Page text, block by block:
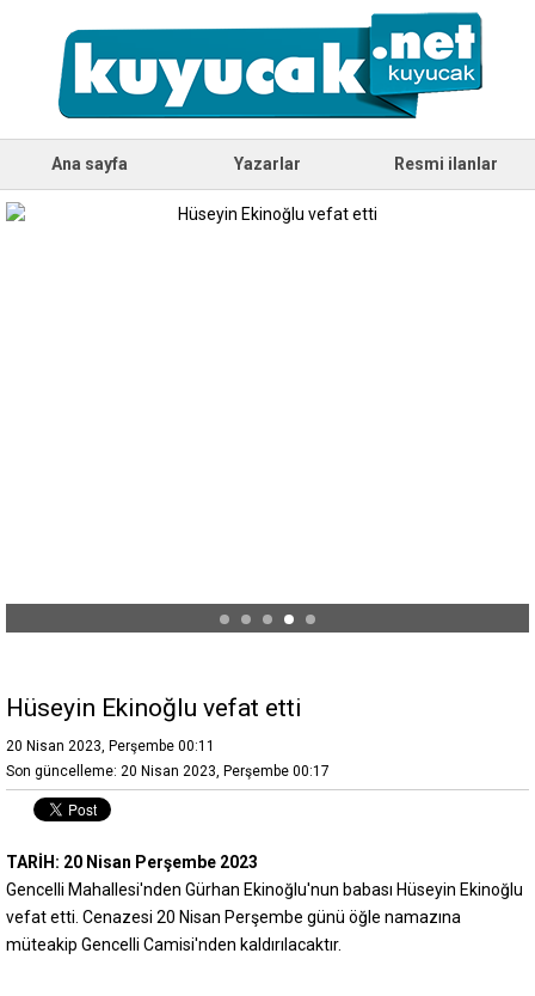
Ana sayfa Yazarlar Resmi ilanlar
Hüseyin Ekinoğlu vefat etti
20 Nisan 2023, Perşembe 00:11
Son güncelleme: 20 Nisan 2023, Perşembe 00:17
TARİH: 20 Nisan Perşembe 2023
Gencelli Mahallesi'nden Gürhan Ekinoğlu'nun babası Hüseyin Ekinoğlu
vefat etti. Cenazesi 20 Nisan Perşembe günü öğle namazına
müteakip Gencelli Camisi'nden kaldırılacaktır.